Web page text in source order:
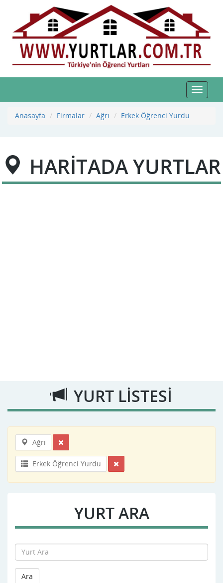
Toggle
Anasayfa
Firmalar Ağrı Erkek Öğrenci Yurdu
HARİTADA YURTLAR
YURT LİSTESİ
Ağrı
Erkek Öğrenci Yurdu
YURT ARA
Ara